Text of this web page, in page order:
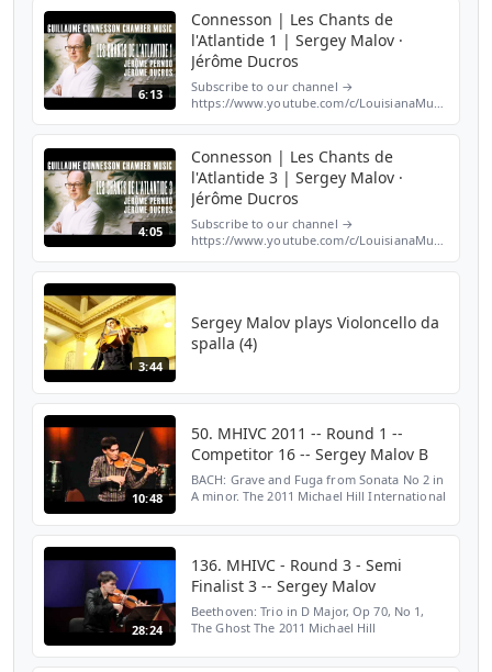
original score of the co...
6:13
Connesson | Les Chants de
l'Atlantide 1 | Sergey Malov ·
Jérôme Ducros
Subscribe to our channel →
https://www.youtube.com/c/LouisianaMusicVideos
Like us on Facebook →...
4:05
Connesson | Les Chants de
l'Atlantide 3 | Sergey Malov ·
Jérôme Ducros
Subscribe to our channel →
https://www.youtube.com/c/LouisianaMusicVideos
3:44
Sergey Malov plays Violoncello da
spalla (4)
10:48
50. MHIVC 2011 -- Round 1 --
Competitor 16 -- Sergey Malov B
BACH: Grave and Fuga from Sonata No 2 in
A minor. The 2011 Michael Hill International
28:24
136. MHIVC - Round 3 - Semi
Finalist 3 -- Sergey Malov
Beethoven: Trio in D Major, Op 70, No 1,
The Ghost The 2011 Michael Hill